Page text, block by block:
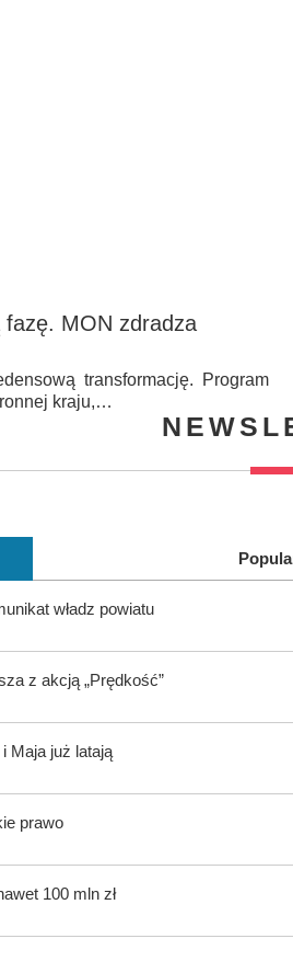
fazę. MON zdradza
transformację. Program
kraju,…
władz powiatu
z akcją „Prędkość”
Maja już latają
prawo
100 mln zł